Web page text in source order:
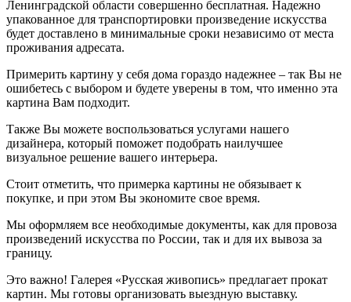
Ленинградской области совершенно бесплатная. Надежно
упакованное для транспортировки произведение искусства
будет доставлено в минимальные сроки независимо от места
проживания адресата.
Примерить картину у себя дома гораздо надежнее – так Вы не
ошибетесь с выбором и будете уверены в том, что именно эта
картина Вам подходит.
Также Вы можете воспользоваться услугами нашего
дизайнера, который поможет подобрать наилучшее
визуальное решение вашего интерьера.
Стоит отметить, что примерка картины не обязывает к
покупке, и при этом Вы экономите свое время.
Мы оформляем все необходимые документы, как для провоза
произведений искусства по России, так и для их вывоза за
границу.
Это важно! Галерея «Русская живопись» предлагает прокат
картин. Мы готовы организовать выездную выставку.